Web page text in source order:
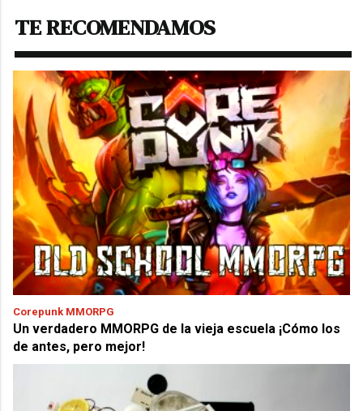
TE RECOMENDAMOS
Corepunk MMORPG
Un verdadero MMORPG de la vieja escuela ¡Cómo los
de antes, pero mejor!